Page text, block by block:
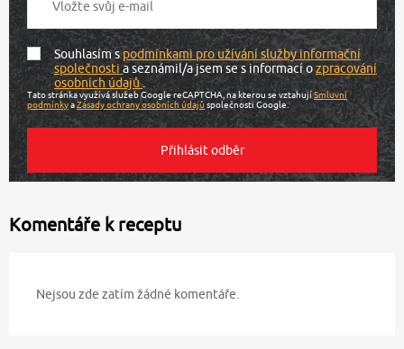
Souhlasím spodmínkami pro užívání služby informační
společnostia seznámil/a jsem se s informací ozpracování
osobních údajů.
Tato stránka využívá služeb Google reCAPTCHA, na kterou se vztahujíSmluvní
podmínkyaZásady ochrany osobních údajůspolečnosti Google.
Komentáře k receptu
Nejsou zde zatím žádné komentáře.